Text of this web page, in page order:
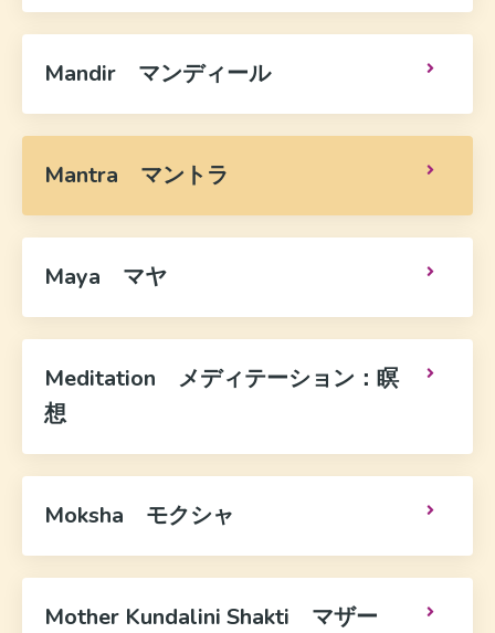
Mandir マンディール
Mantra マントラ
Maya マヤ
Meditation メディテーション：瞑
想
Moksha モクシャ
Mother Kundalini Shakti マザー